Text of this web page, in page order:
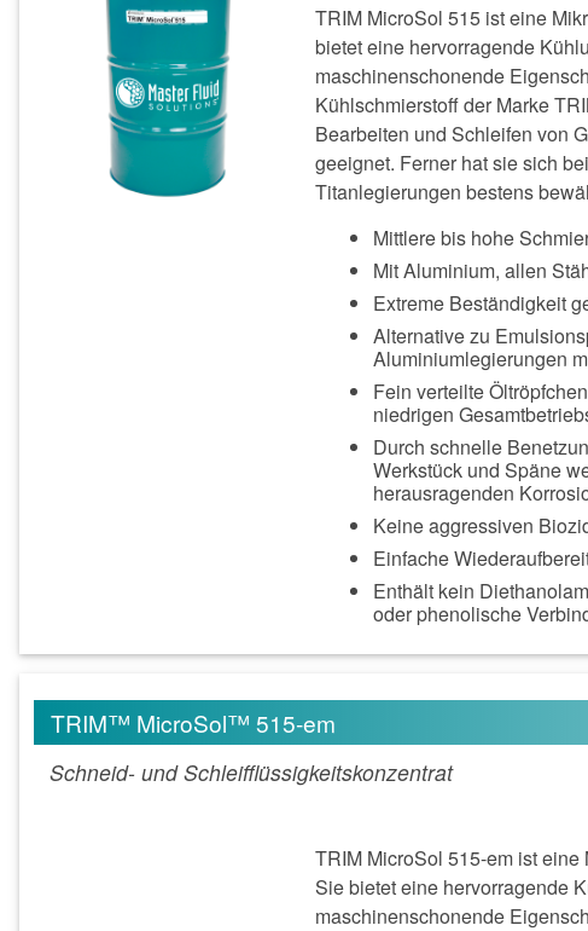
TRIM MicroSol 515 ist eine
bietet eine hervorragende
maschinenschonende
Kühlschmierstoff der Marke
Bearbeiten und Schleifen von
geeignet. Ferner hat sie sich
Titanlegierungen bestens
Mittlere bis hohe
Mit Aluminium, allen
Extreme Beständigkeit
Alternative zu
Aluminiumlegierungen
Fein verteilte
niedrigen
Durch schnelle
Werkstück und Späne
herausragenden
Keine aggressiven
Einfache
Enthält kein
oder phenolische
TRIM™ MicroSol™ 515-em
Schneid- und Schleifflüssigkeitskonzentrat
TRIM MicroSol 515-em ist
Sie bietet eine hervorragende
maschinenschonende